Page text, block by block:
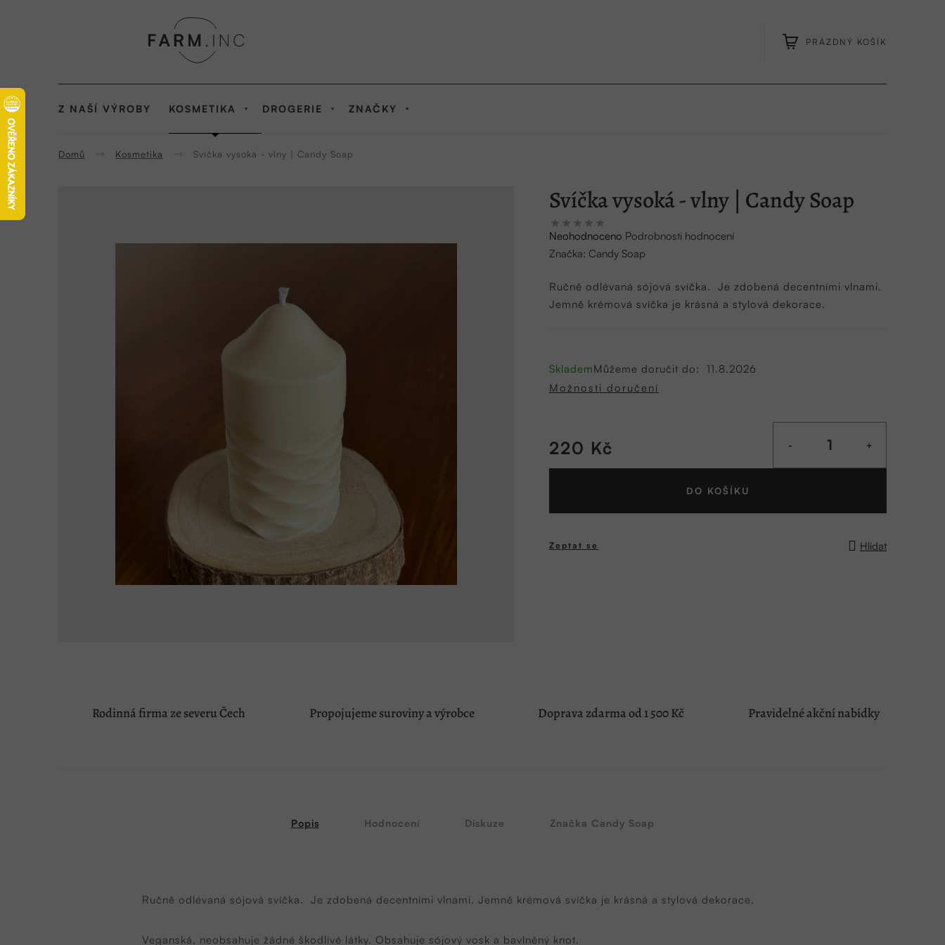
PRÁZDNÝ KOŠÍK
Z NAŠÍ VÝROBY KOSMETIKA DROGERIE ZNAČKY
Domů Kosmetika Svíčka vysoká - vlny | Candy Soap
Svíčka vysoká - vlny | Candy Soap
Průměrné
hodnocení
produktu
Neohodnoceno Podrobnosti hodnocení
Značka: Candy Soap
Ručně odlévaná sójová svíčka.
Je zdobená decentními vlnami.
Jemně krémová svíčka je krásná a stylová dekorace.
SklademMůžeme doručit do:
11.8.2026
Možnosti doručení
220 Kč
DO KOŠÍKU
Zeptat se Hlídat
Rodinná firma ze severu Čech Propojujeme suroviny a výrobce Doprava zdarma od 1 500 Kč Pravidelné akční nabídky
Popis Hodnocení Diskuze Značka Candy Soap
Ručně odlévaná sójová svíčka. Je zdobená decentními vlnami. Jemně krémová svíčka je krásná a stylová dekorace.
Veganská, neobsahuje žádné škodlivé látky. Obsahuje sójový vosk a bavlněný knot.